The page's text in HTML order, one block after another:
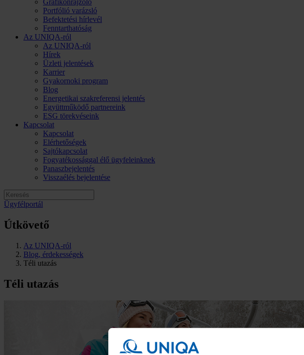
Grafikonrajzoló
Portfólió varázsló
Befektetési hírlevél
Fenntarthatóság
Az UNIQA-ról
Az UNIQA-ról
Hírek
Üzleti jelentések
Karrier
Gyakornoki program
Blog
Energetikai szakreferensi jelentés
Együttműködő partnereink
ESG törekvéseink
Kapcsolat
Kapcsolat
Elérhetőségek
Sajtókapcsolat
Fogyatékossággal élő ügyfeleinknek
Panaszbejelentés
Visszaélés bejelentése
Ügyfélportál
Útkövető
Az UNIQA-ról
Blog, érdekességek
Téli utazás
Téli utazás